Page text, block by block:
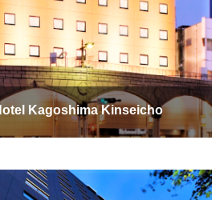
Kagoshima Kinseicho